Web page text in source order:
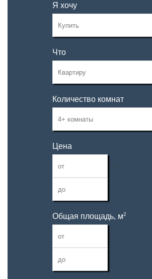
Я хочу
Что
Количество комнат
Цена
—
Общая площадь, м2
—